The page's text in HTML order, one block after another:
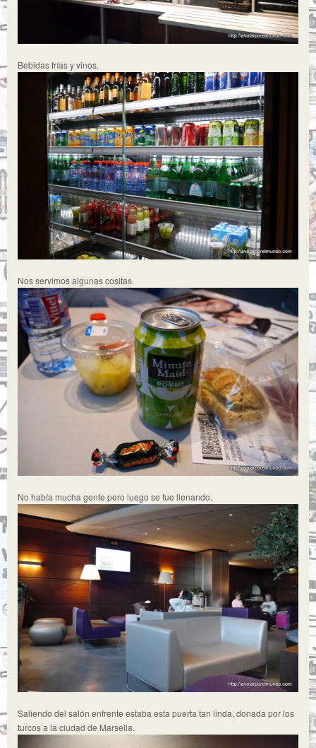
Bebidas frías y vinos.
Nos servimos algunas cositas.
No había mucha gente pero luego se fue llenando.
Saliendo del salón enfrente estaba esta puerta tan linda, donada por los
turcos a la ciudad de Marsella.